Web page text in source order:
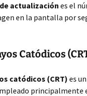
actualización es el
en la pantalla por
Catódicos
catódicos (CRT)es
principalmente